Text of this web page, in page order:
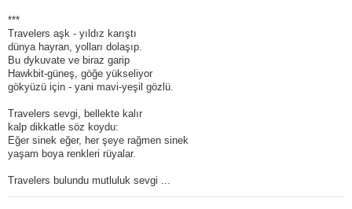
***
Travelers aşk - yıldız karıştı
dünya hayran, yolları dolaşıp.
Bu dykuvate ve biraz garip
Hawkbit-güneş, göğe yükseliyor
gökyüzü için - yani mavi-yeşil gözlü.
Travelers sevgi, bellekte kalır
kalp dikkatle söz koydu:
Eğer sinek eğer, her şeye rağmen sinek
yaşam boya renkleri rüyalar.
Travelers bulundu mutluluk sevgi ...